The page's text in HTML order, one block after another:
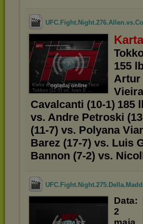
oglądaj online
Karta wstępna: 205 lbs: Tuco
Tokkos (11-5) vs. Ivan E ...
155
Artur
Cavalcanti (10-1) 185
vs. Andre Petroski
(11-7) vs. Polyana
Barez (17-7) vs. Luis
Bannon (7-2) vs.
Data:
2